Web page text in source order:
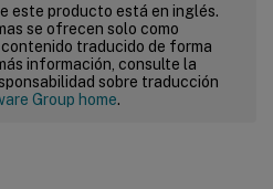
este producto está en inglés.
se ofrecen solo como
traducido de forma
información, consulte la
sobre traducción
Group home.